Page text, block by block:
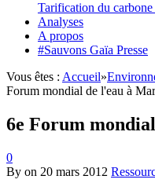
Tarification du carbone
Analyses
A propos
#Sauvons Gaïa Presse
Vous êtes : Accueil»
Forum mondial de l'eau à
6e Forum
0
By on 20 mars 2012